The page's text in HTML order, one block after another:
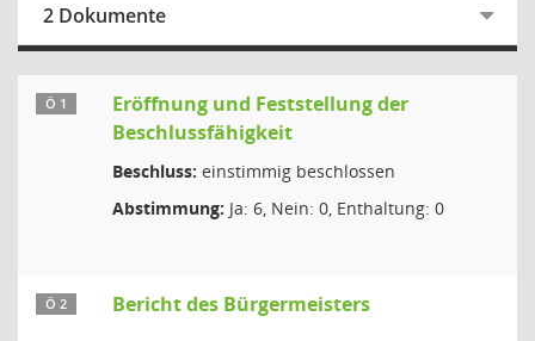
2 Dokumente
Ö 1
Eröffnung und Feststellung der
Beschlussfähigkeit
Beschluss: einstimmig beschlossen
Abstimmung: Ja: 6, Nein: 0, Enthaltung: 0
Ö 2 Bericht des Bürgermeisters